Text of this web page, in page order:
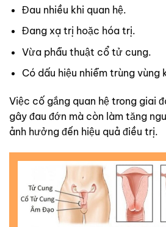
Đau nhiều khi quan hệ.
Đang xạ trị hoặc hóa trị.
Vừa phẫu thuật cổ tử cung.
Có dấu hiệu nhiễm trùng vùng
Việc cố gắng quan hệ trong giai
gây đau đớn mà còn làm tăng
ảnh hưởng đến hiệu quả điều trị.